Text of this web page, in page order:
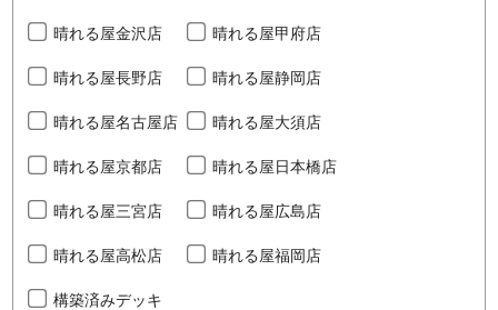
晴れる屋金沢店 晴れる屋甲府店
晴れる屋長野店 晴れる屋静岡店
晴れる屋名古屋店 晴れる屋大須店
晴れる屋京都店 晴れる屋日本橋店
晴れる屋三宮店 晴れる屋広島店
晴れる屋高松店 晴れる屋福岡店
構築済みデッキ